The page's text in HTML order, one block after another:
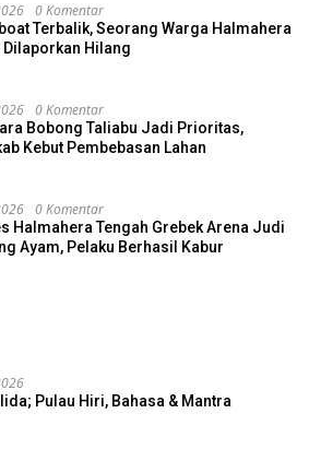
0 Komentar
Terbalik, Seorang Warga Halmahera
Dilaporkan Hilang
0 Komentar
Bobong Taliabu Jadi Prioritas,
Kebut Pembebasan Lahan
0 Komentar
Halmahera Tengah Grebek Arena Judi
Ayam, Pelaku Berhasil Kabur
Pulau Hiri, Bahasa & Mantra